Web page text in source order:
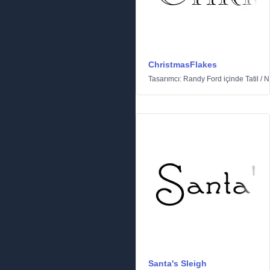
ChristmasFlakes
Tasarımcı: Randy Ford içinde Tatil /
Santa's Sleigh